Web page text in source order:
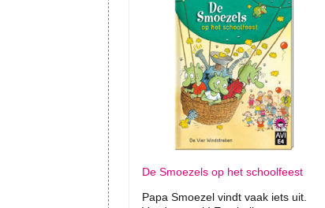
De Smoezels op het schoolfeest
Papa Smoezel vindt vaak iets uit.